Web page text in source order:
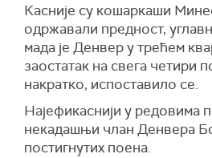
Касније су кошаркаши
одржавали предност,
мада је Денвер у трећем
заостатак на свега четири
накратко, испоставило се.
Најефикаснији у редовима
некадашњи члан Денвера
постигнутих поена.